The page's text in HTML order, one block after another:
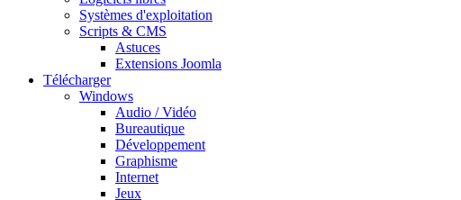
Systèmes d'exploitation
Scripts & CMS
Astuces
Extensions Joomla
Télécharger
Windows
Audio / Vidéo
Bureautique
Développement
Graphisme
Internet
Jeux